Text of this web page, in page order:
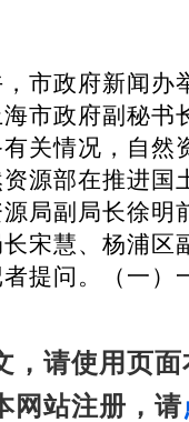
市政府新闻办
市政府副秘书
关情况，自然
源部在推进国
局副局长徐明
宋慧、杨浦区
提问。（一）
，请使用页
网站注册，请